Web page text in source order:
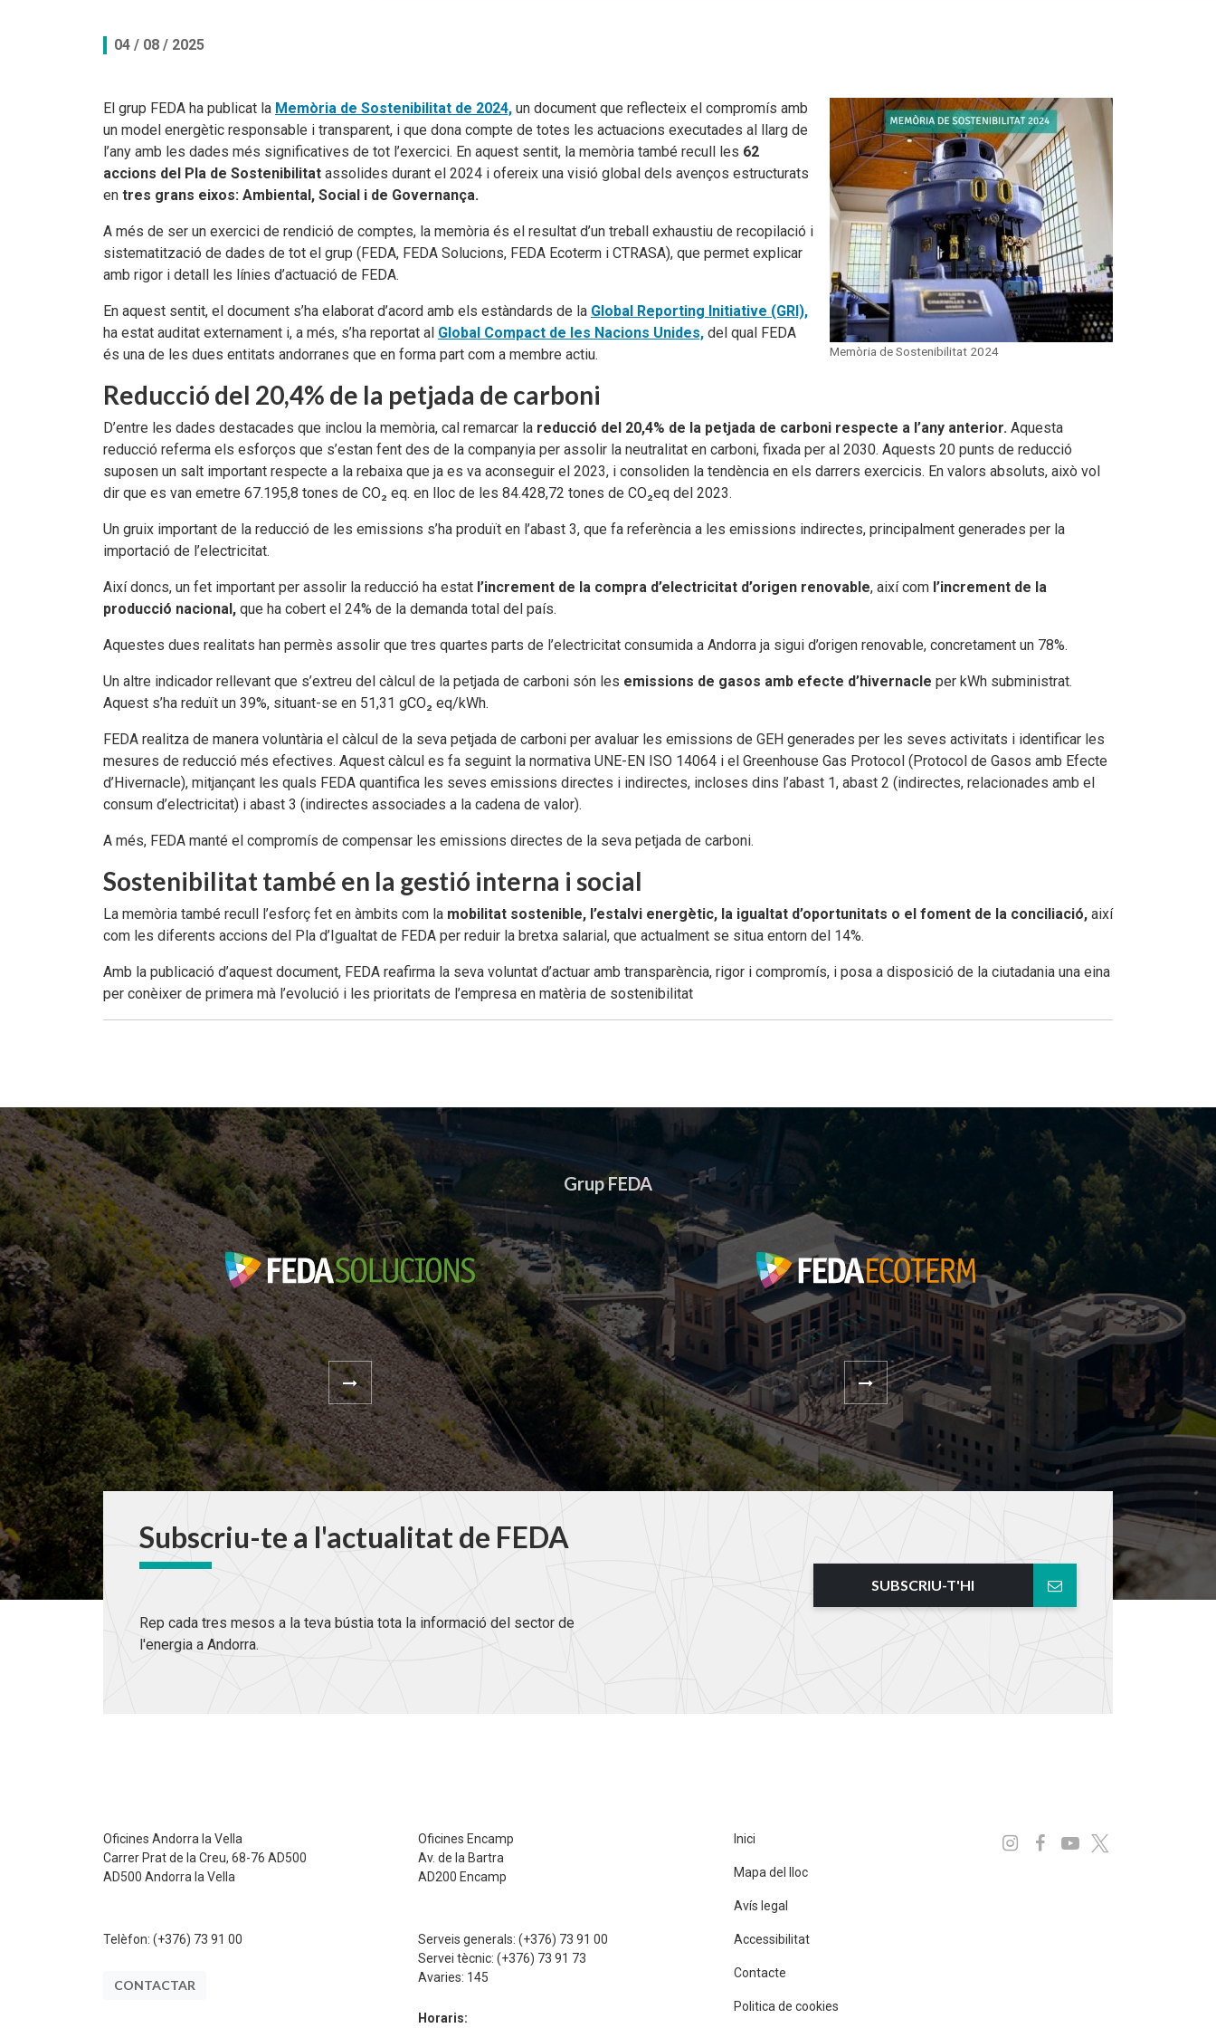
Documents per descarregar
Documents per descarregar
Peticions
Medi ambient, seguretat i salut
04 / 08 / 2025
Memòria de Sostenibilitat 2024
El grup FEDA ha publicat la Memòria de Sostenibilitat de 2024, un document que reflecteix el compromís amb
un model energètic responsable i transparent, i que dona compte de totes les actuacions executades al llarg de
l’any amb les dades més significatives de tot l’exercici. En aquest sentit, la memòria també recull les 62
accions del Pla de Sostenibilitat assolides durant el 2024 i ofereix una visió global dels avenços estructurats
en tres grans eixos: Ambiental, Social i de Governança.
A més de ser un exercici de rendició de comptes, la memòria és el resultat d’un treball exhaustiu de recopilació i
sistematització de dades de tot el grup (FEDA, FEDA Solucions, FEDA Ecoterm i CTRASA), que permet explicar
amb rigor i detall les línies d’actuació de FEDA.
En aquest sentit, el document s’ha elaborat d’acord amb els estàndards de la Global Reporting Initiative (GRI),
ha estat auditat externament i, a més, s’ha reportat al Global Compact de les Nacions Unides, del qual FEDA
és una de les dues entitats andorranes que en forma part com a membre actiu.
Reducció del 20,4% de la petjada de carboni
D’entre les dades destacades que inclou la memòria, cal remarcar la reducció del 20,4% de la petjada de carboni respecte a l’any anterior. Aquesta
reducció referma els esforços que s’estan fent des de la companyia per assolir la neutralitat en carboni, fixada per al 2030. Aquests 20 punts de reducció
suposen un salt important respecte a la rebaixa que ja es va aconseguir el 2023, i consoliden la tendència en els darrers exercicis. En valors absoluts, això vol
dir que es van emetre 67.195,8 tones de CO₂ eq. en lloc de les 84.428,72 tones de CO₂eq del 2023.
Un gruix important de la reducció de les emissions s’ha produït en l’abast 3, que fa referència a les emissions indirectes, principalment generades per la
importació de l’electricitat.
Així doncs, un fet important per assolir la reducció ha estat l’increment de la compra d’electricitat d’origen renovable, així com l’increment de la
producció nacional, que ha cobert el 24% de la demanda total del país.
Aquestes dues realitats han permès assolir que tres quartes parts de l’electricitat consumida a Andorra ja sigui d’origen renovable, concretament un 78%.
Un altre indicador rellevant que s’extreu del càlcul de la petjada de carboni són les emissions de gasos amb efecte d’hivernacle per kWh subministrat.
Aquest s’ha reduït un 39%, situant-se en 51,31 gCO₂ eq/kWh.
FEDA realitza de manera voluntària el càlcul de la seva petjada de carboni per avaluar les emissions de GEH generades per les seves activitats i identificar les
mesures de reducció més efectives. Aquest càlcul es fa seguint la normativa UNE-EN ISO 14064 i el Greenhouse Gas Protocol (Protocol de Gasos amb Efecte
d’Hivernacle), mitjançant les quals FEDA quantifica les seves emissions directes i indirectes, incloses dins l’abast 1, abast 2 (indirectes, relacionades amb el
consum d’electricitat) i abast 3 (indirectes associades a la cadena de valor).
A més, FEDA manté el compromís de compensar les emissions directes de la seva petjada de carboni.
Sostenibilitat també en la gestió interna i social
La memòria també recull l’esforç fet en àmbits com la mobilitat sostenible, l’estalvi energètic, la igualtat d’oportunitats o el foment de la conciliació, així
com les diferents accions del Pla d’Igualtat de FEDA per reduir la bretxa salarial, que actualment se situa entorn del 14%.
Amb la publicació d’aquest document, FEDA reafirma la seva voluntat d’actuar amb transparència, rigor i compromís, i posa a disposició de la ciutadania una eina
per conèixer de primera mà l’evolució i les prioritats de l’empresa en matèria de sostenibilitat
Grup FEDA
Subscriu-te a l'actualitat de FEDA
Rep cada tres mesos a la teva bústia tota la informació del sector de
l'energia a Andorra.
SUBSCRIU-T'HI
Oficines Andorra la Vella
Carrer Prat de la Creu, 68-76 AD500
AD500 Andorra la Vella
Telèfon: (+376) 73 91 00
CONTACTAR
Oficines Encamp
Av. de la Bartra
AD200 Encamp
Serveis generals:(+376) 73 91 00
Servei tècnic:(+376) 73 91 73
Avaries: 145
Horaris:
Inici
Mapa del lloc
Avís legal
Accessibilitat
Contacte
Politica de cookies
Instagram
Facebook
Youtube